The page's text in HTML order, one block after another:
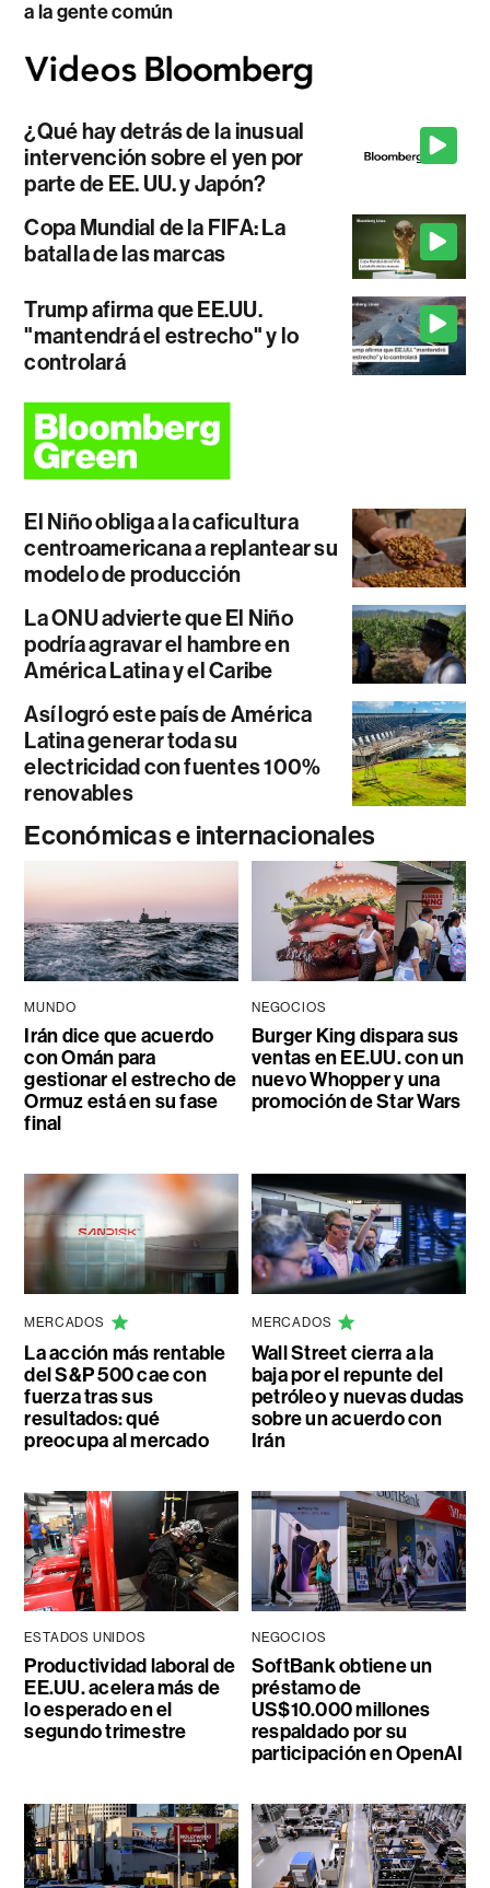
a la gente común
¿Qué hay detrás de la inusual
intervención sobre el yen por
parte de EE. UU. y Japón?
Copa Mundial de la FIFA: La
batalla de las marcas
Trump afirma que EE.UU.
"mantendrá el estrecho" y lo
controlará
El Niño obliga a la caficultura
centroamericana a replantear su
modelo de producción
La ONU advierte que El Niño
podría agravar el hambre en
América Latina y el Caribe
Así logró este país de América
Latina generar toda su
electricidad con fuentes 100%
renovables
Económicas e internacionales
MUNDO
Irán dice que acuerdo
con Omán para
gestionar el estrecho de
Ormuz está en su fase
final
NEGOCIOS
Burger King dispara sus
ventas en EE.UU. con un
nuevo Whopper y una
promoción de Star Wars
MERCADOS
La acción más rentable
del S&P 500 cae con
fuerza tras sus
resultados: qué
preocupa al mercado
MERCADOS
Wall Street cierra a la
baja por el repunte del
petróleo y nuevas dudas
sobre un acuerdo con
Irán
ESTADOS UNIDOS
Productividad laboral de
EE.UU. acelera más de
lo esperado en el
segundo trimestre
NEGOCIOS
SoftBank obtiene un
préstamo de
US$10.000 millones
respaldado por su
participación en OpenAI